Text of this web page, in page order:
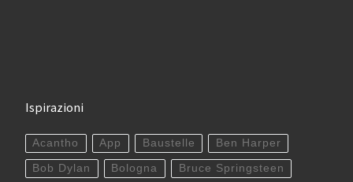
Ispirazioni
Acantho App Baustelle Ben Harper
Bob Dylan Bologna Bruce Springsteen